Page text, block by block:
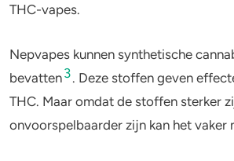
THC-vapes.
Nepvapes kunnen synthetische
bevatten3. Deze stoffen geven
THC. Maar omdat de stoffen sterker
onvoorspelbaarder zijn kan het vaker